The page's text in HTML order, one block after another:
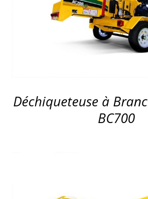
APERÇU
Déchiqueteuse à
BC700